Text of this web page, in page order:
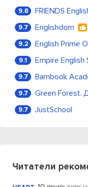
9.8 FRIENDS
9.7 Englishdom
9.2 English Prime
9.1 Empire English
9.7 Bambook
9.7
9.7 JustSchool
Читатели